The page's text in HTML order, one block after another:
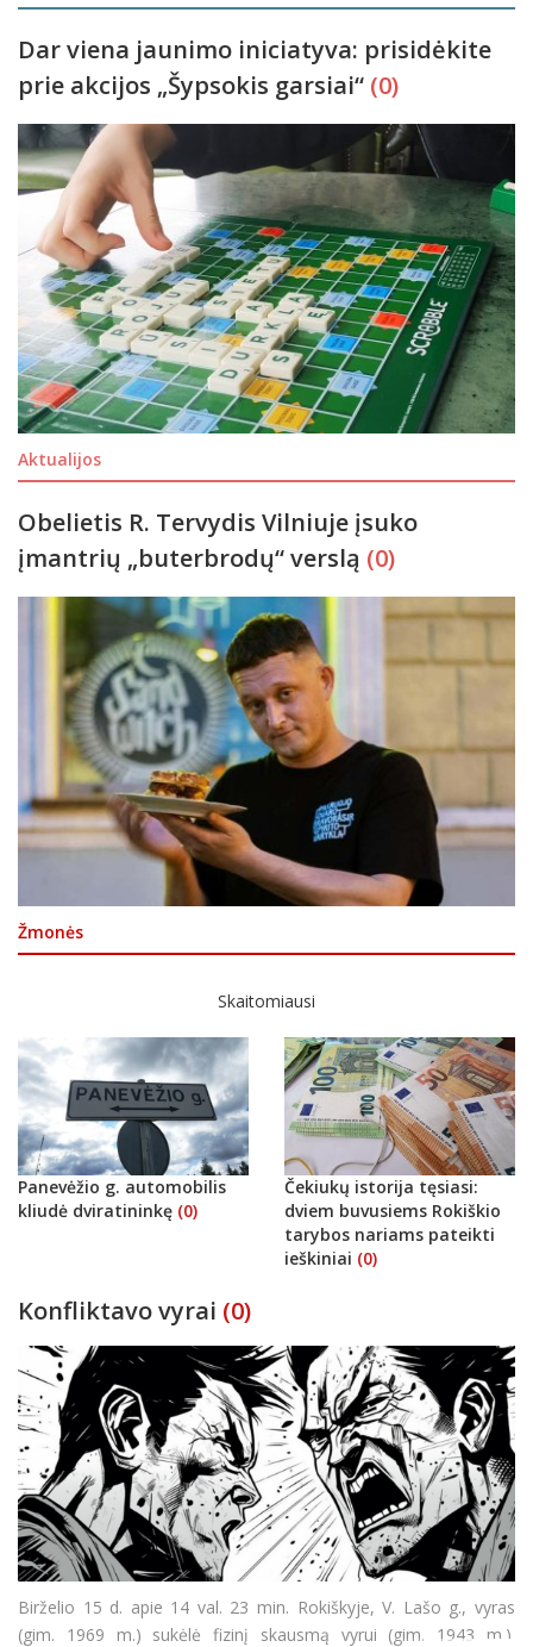
Dar viena jaunimo iniciatyva: prisidėkite
prie akcijos „Šypsokis garsiai“ (0)
Aktualijos
Obelietis R. Tervydis Vilniuje įsuko
įmantrių „buterbrodų“ verslą (0)
Žmonės
Skaitomiausi
Panevėžio g. automobilis
kliudė dviratininkę (0)
Čekiukų istorija tęsiasi:
dviem buvusiems Rokiškio
tarybos nariams pateikti
ieškiniai (0)
Konfliktavo vyrai (0)
Birželio 15 d. apie 14 val. 23 min. Rokiškyje, V. Lašo g., vyras
(gim. 1969 m.) sukėlė fizinį skausmą vyrui (gim. 1943 m.).